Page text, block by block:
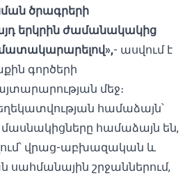
ծրագրերի
երկրին ժամանակակից
- ասվում է
գործերի
մեջ։
համաձայն՝
մասնակիցները համաձայն են,
վրաց-աբխազական և
շրջաններում,